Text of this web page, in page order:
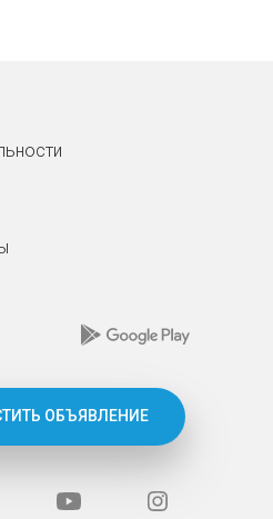
ОБЪЯВЛЕНИЕ